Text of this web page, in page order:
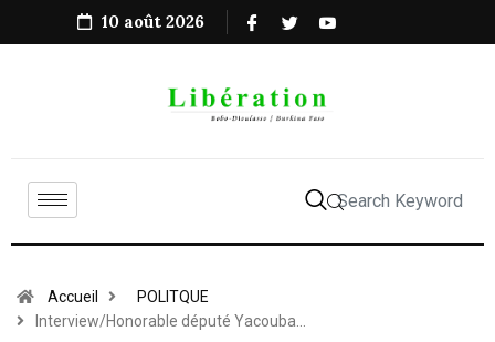
10 août 2026
Accueil
POLITQUE
Interview/Honorable député Yacouba…